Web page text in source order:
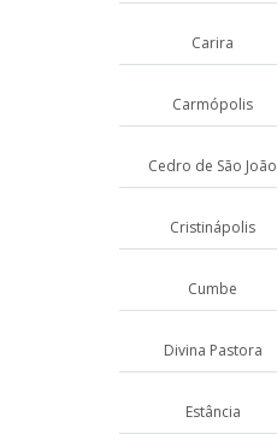
Carira
Carmópolis
Cedro de São João
Cristinápolis
Cumbe
Divina Pastora
Estância